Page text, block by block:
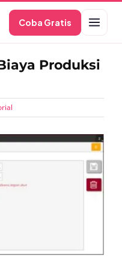
Coba Gratis
Produksi